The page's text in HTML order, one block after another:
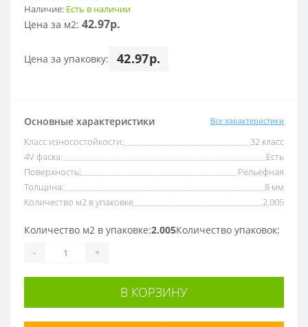
Наличие: Есть в наличии
Цена за м2: 42.97р.
Цена за упаковку: 42.97р.
Основные характеристики Все характеристики
Класс износостойкости:
32 класс
4V фаска:
Есть
Поверхность:
Рельефная
Толщина:
8 мм
Количество м2 в упаковке
2.005
Количество м2 в упаковке:2.005Количество упаковок:
- +
В КОРЗИНУ